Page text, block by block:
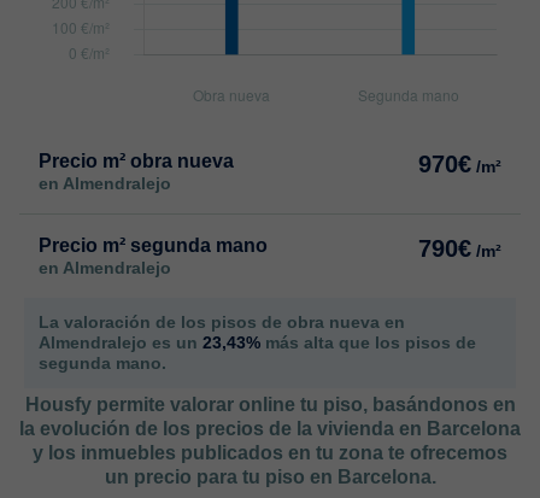
Precio m² obra nueva
en Almendralejo
970€ /m²
Precio m² segunda mano
en Almendralejo
790€ /m²
La valoración de los pisos de obra nueva en
Almendralejo es un 23,43% más alta que los pisos de
segunda mano.
Housfy permite valorar online tu piso, basándonos en
la evolución de los precios de la vivienda en Barcelona
y los inmuebles publicados en tu zona te ofrecemos
un precio para tu piso en Barcelona.